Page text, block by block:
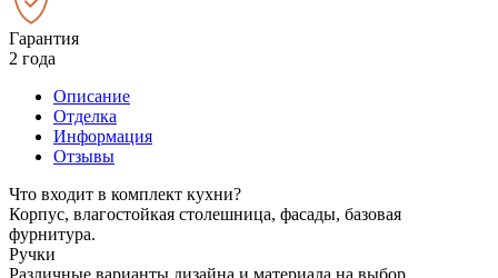
Гарантия
2 года
Описание
Отделка
Информация
Отзывы
Что входит в комплект кухни?
Корпус, влагостойкая столешница, фасады, базовая
фурнитура.
Ручки
Различные варианты дизайна и материала на выбор